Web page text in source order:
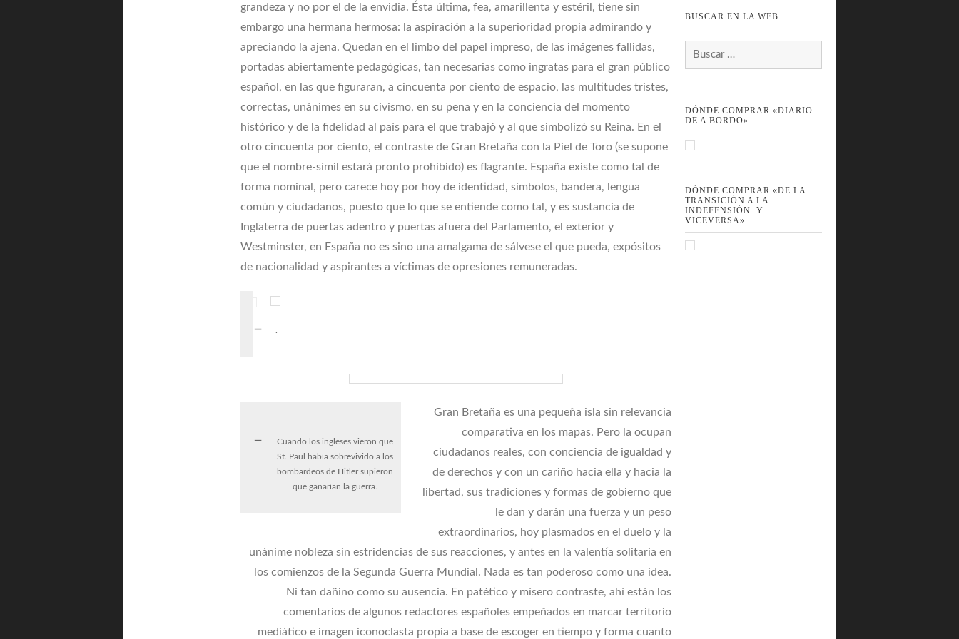
grandeza y no por el de la envidia. Ésta última, fea, amarillenta y estéril, tiene sin
embargo una hermana hermosa: la aspiración a la superioridad propia admirando y
apreciando la ajena. Quedan en el limbo del papel impreso, de las imágenes fallidas,
portadas abiertamente pedagógicas, tan necesarias como ingratas para el gran público
español, en las que figuraran, a cincuenta por ciento de espacio, las multitudes tristes,
correctas, unánimes en su civismo, en su pena y en la conciencia del momento
histórico y de la fidelidad al país para el que trabajó y al que simbolizó su Reina. En el
otro cincuenta por ciento, el contraste de Gran Bretaña con la Piel de Toro (se supone
que el nombre-símil estará pronto prohibido) es flagrante. España existe como tal de
forma nominal, pero carece hoy por hoy de identidad, símbolos, bandera, lengua
común y ciudadanos, puesto que lo que se entiende como tal, y es sustancia de
Inglaterra de puertas adentro y puertas afuera del Parlamento, el exterior y
Westminster, en España no es sino una amalgama de sálvese el que pueda, expósitos
de nacionalidad y aspirantes a víctimas de opresiones remuneradas.
Cuando los ingleses vieron que
St. Paul había sobrevivido a los
bombardeos de Hitler supieron
que ganarían la guerra.
Gran Bretaña es una pequeña isla sin relevancia
comparativa en los mapas. Pero la ocupan
ciudadanos reales, con conciencia de igualdad y
de derechos y con un cariño hacia ella y hacia la
libertad, sus tradiciones y formas de gobierno que
le dan y darán una fuerza y un peso
extraordinarios, hoy plasmados en el duelo y la
unánime nobleza sin estridencias de sus reacciones, y antes en la valentía solitaria en
los comienzos de la Segunda Guerra Mundial. Nada es tan poderoso como una idea.
Ni tan dañino como su ausencia. En patético y mísero contraste, ahí están los
comentarios de algunos redactores españoles empeñados en marcar territorio
mediático e imagen iconoclasta propia a base de escoger en tiempo y forma cuanto
BUSCAR EN LA WEB
Buscar:
DÓNDE COMPRAR «DIARIO
DE A BORDO»
DÓNDE COMPRAR «DE LA
TRANSICIÓN A LA
INDEFENSIÓN. Y
VICEVERSA»